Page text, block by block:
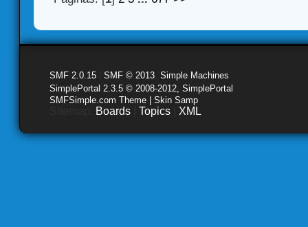
SMF 2.0.15 SMF © 2013 Simple Machines
SimplePortal 2.3.5 © 2008-2012, SimplePortal
SMFSimple.com Theme | Skin Samp
Boards Topics XML